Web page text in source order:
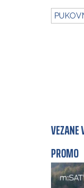
VEZANE
PROMO